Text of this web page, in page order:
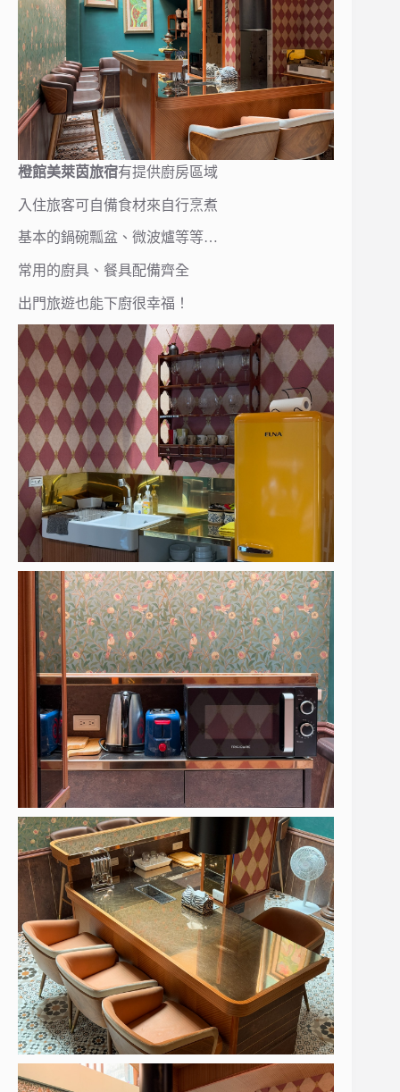
橙館美萊茵旅宿有提供廚房區域
入住旅客可自備食材來自行烹煮
基本的鍋碗瓢盆、微波爐等等…
常用的廚具、餐具配備齊全
出門旅遊也能下廚很幸福！